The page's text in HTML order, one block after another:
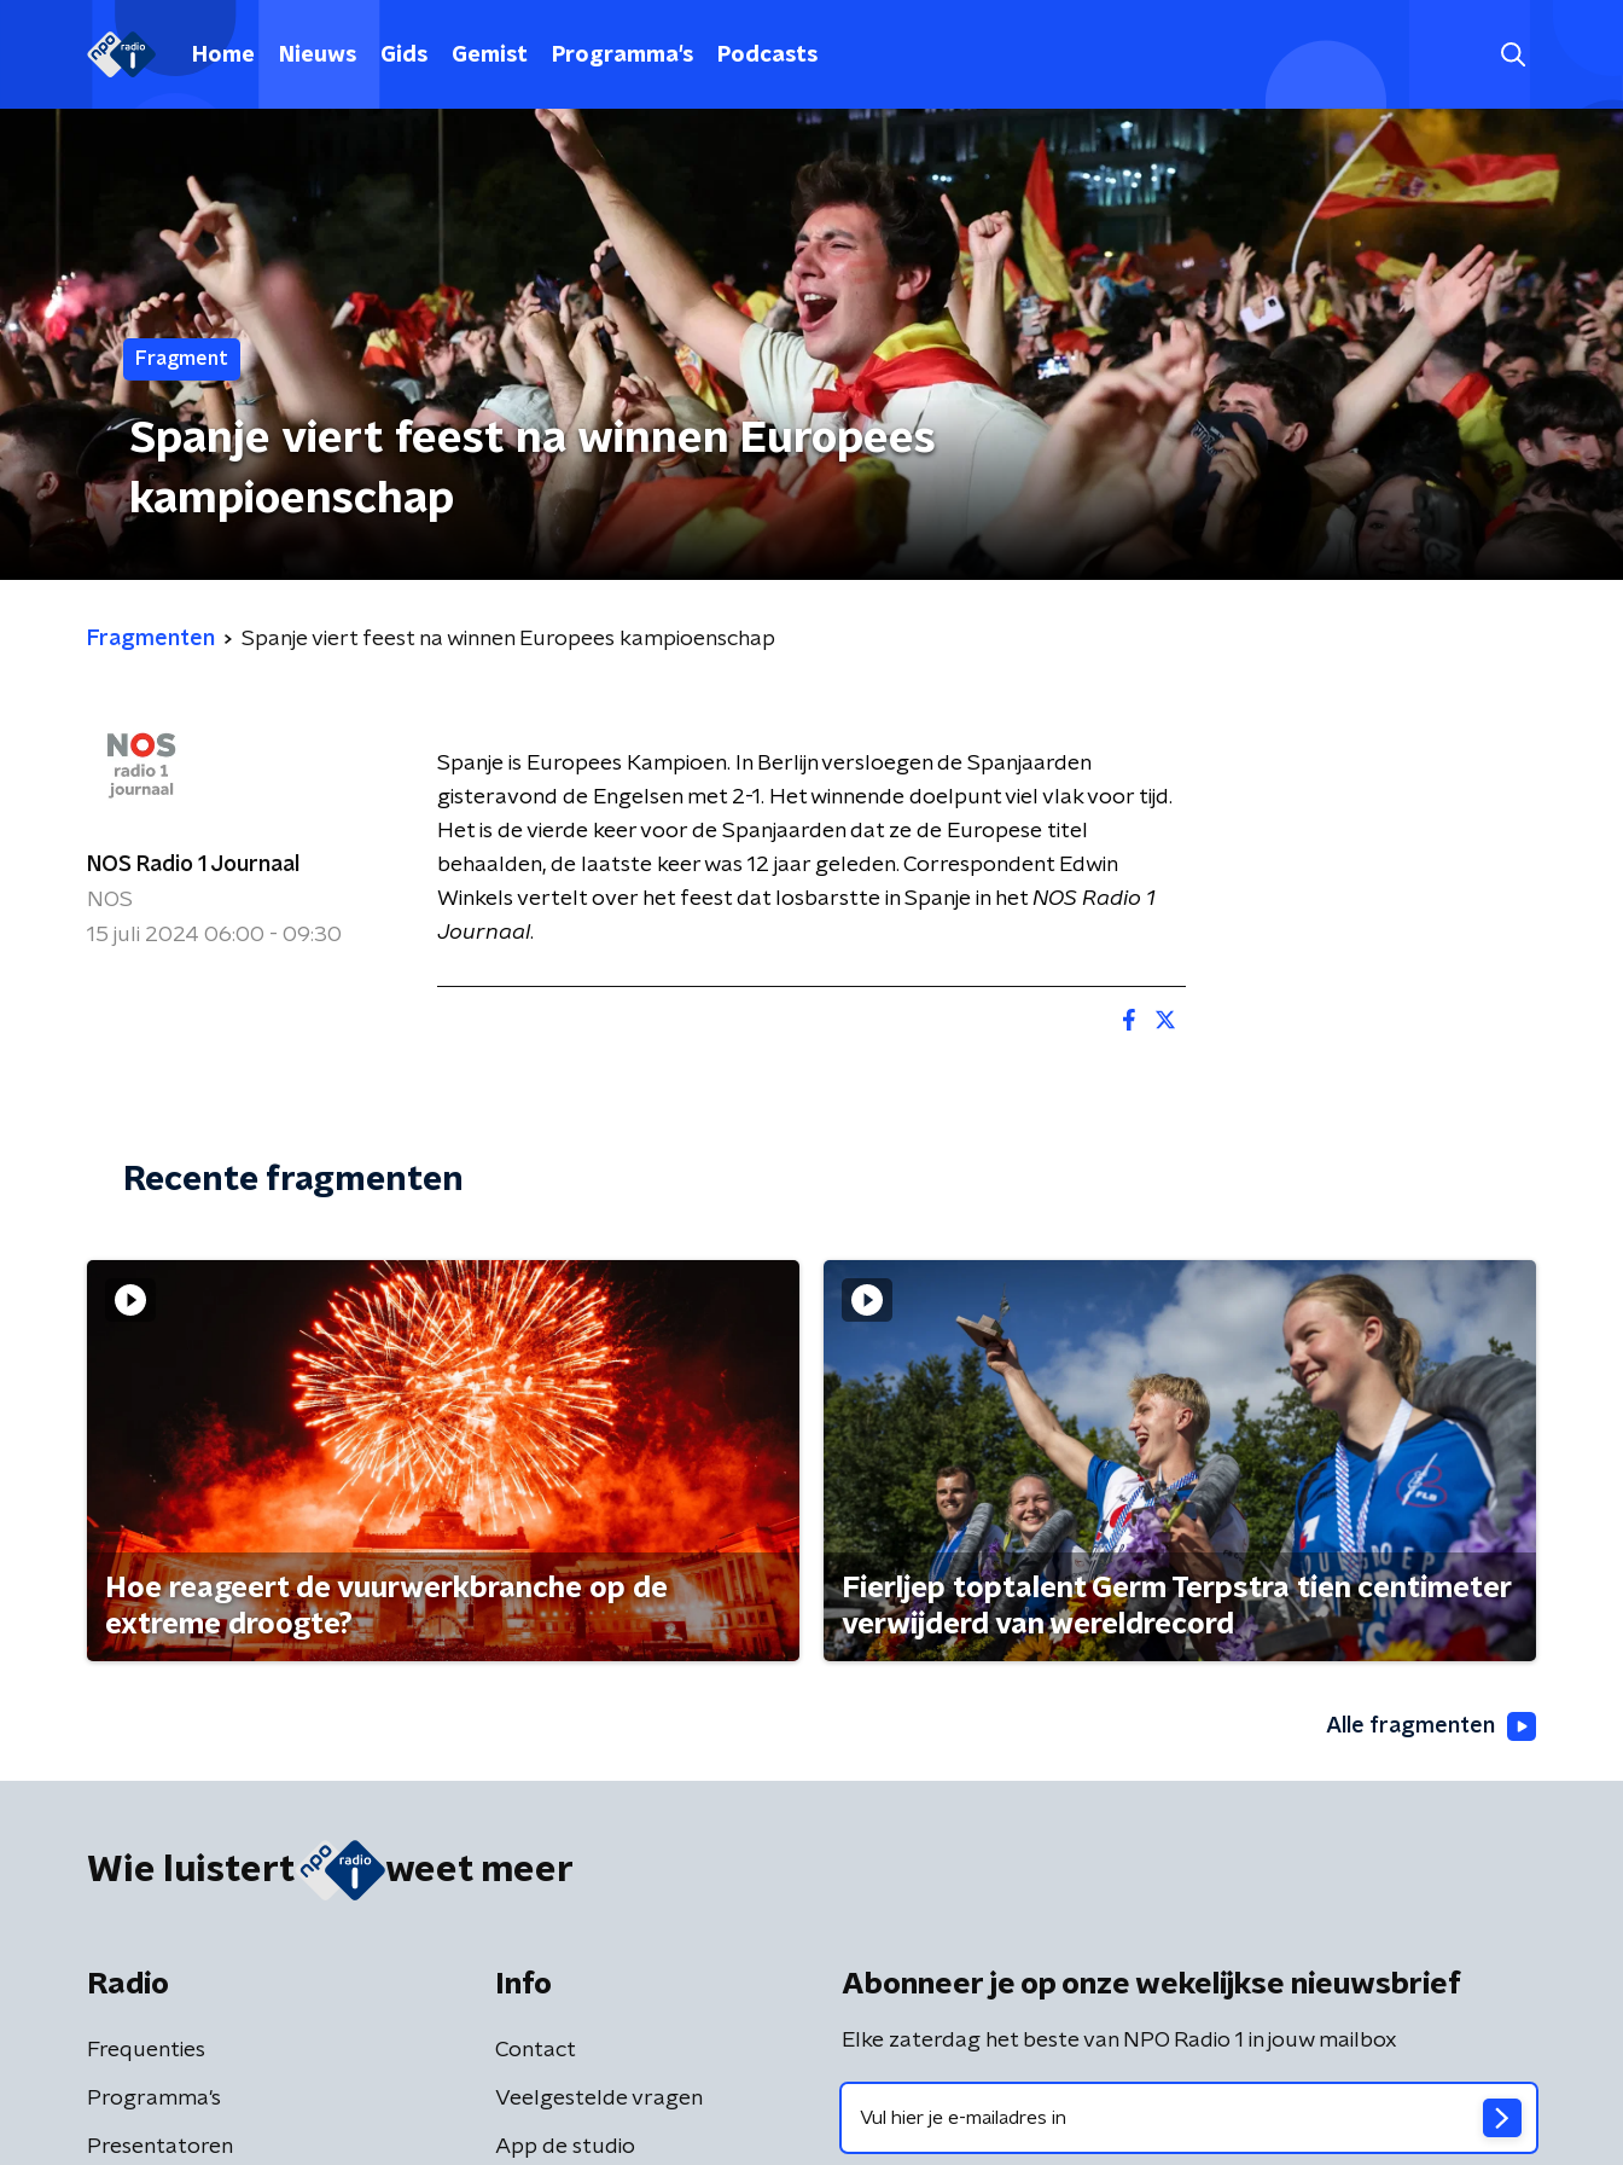
Home Nieuws Gids Gemist Programma's Podcasts
Fragment
Spanje viert feest na winnen Europees
kampioenschap
Fragmenten Spanje viert feest na winnen Europees kampioenschap
NOS Radio 1 Journaal
NOS
15 juli 2024 06:00 - 09:30
Spanje is Europees Kampioen. In Berlijn versloegen de Spanjaarden
gisteravond de Engelsen met 2-1. Het winnende doelpunt viel vlak voor tijd.
Het is de vierde keer voor de Spanjaarden dat ze de Europese titel
behaalden, de laatste keer was 12 jaar geleden. Correspondent Edwin
Winkels vertelt over het feest dat losbarstte in Spanje in het NOS Radio 1
Journaal.
Recente fragmenten
Hoe reageert de vuurwerkbranche op de
extreme droogte?
Fierljep toptalent Germ Terpstra tien centimeter
verwijderd van wereldrecord
Alle fragmenten
Wie luistert weet meer
Radio
Frequenties
Programma's
Presentatoren
Info
Contact
Veelgestelde vragen
App de studio
Abonneer je op onze wekelijkse nieuwsbrief
Elke zaterdag het beste van NPO Radio 1 in jouw mailbox